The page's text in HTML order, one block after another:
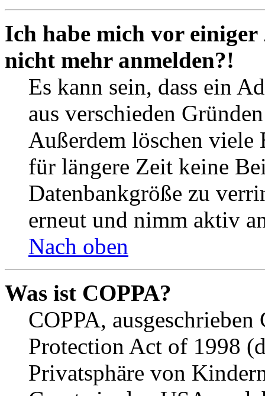
Ich habe mich vor
nicht mehr anmelden?!
Es kann sein, dass ein
aus verschieden
Außerdem löschen viele
für längere Zeit keine
Datenbankgröße zu
erneut und nimm aktiv
Nach oben
Was ist COPPA?
COPPA,
Protection Act of 1998
Privatsphäre von